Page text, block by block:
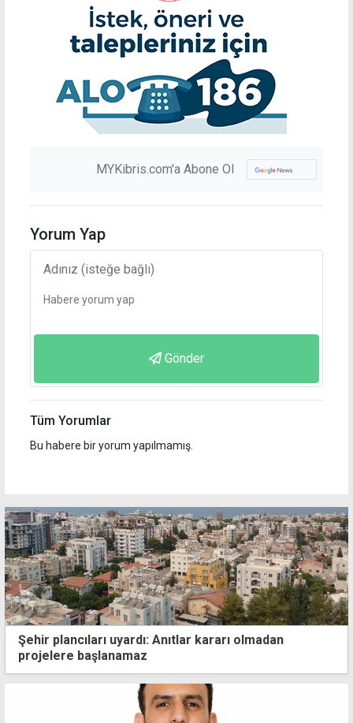
MYKibris.com'a Abone Ol
Yorum Yap
Gönder
Tüm Yorumlar
Bu habere bir yorum yapılmamış.
Şehir plancıları uyardı: Anıtlar kararı olmadan
projelere başlanamaz